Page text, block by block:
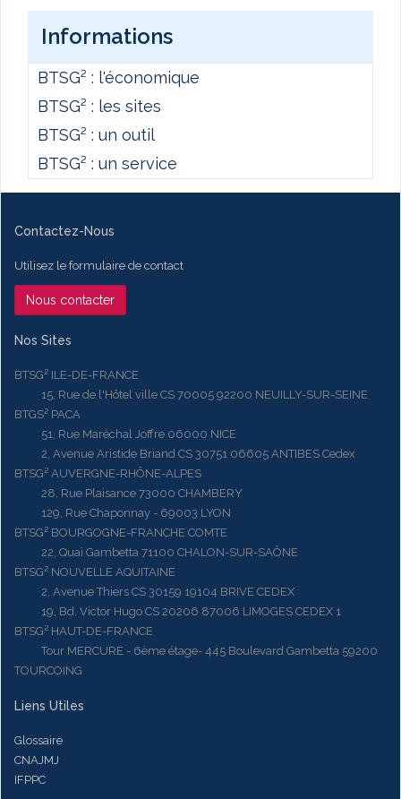
Informations
BTSG² : l'économique
BTSG² : les sites
BTSG² : un outil
BTSG² : un service
Contactez-Nous
Utilisez le formulaire de contact
Nous contacter
Nos Sites
BTSG² ILE-DE-FRANCE
15, Rue de l'Hôtel ville CS 70005 92200 NEUILLY-SUR-SEINE
BTGS² PACA
51, Rue Maréchal Joffre 06000 NICE
2, Avenue Aristide Briand CS 30751 06605 ANTIBES Cedex
BTSG² AUVERGNE-RHÔNE-ALPES
28, Rue Plaisance 73000 CHAMBERY
129, Rue Chaponnay - 69003 LYON
BTSG² BOURGOGNE-FRANCHE COMTE
22, Quai Gambetta 71100 CHALON-SUR-SAÔNE
BTSG² NOUVELLE AQUITAINE
2, Avenue Thiers CS 30159 19104 BRIVE CEDEX
19, Bd. Victor Hugo CS 20206 87006 LIMOGES CEDEX 1
BTSG² HAUT-DE-FRANCE
Tour MERCURE - 6ème étage- 445 Boulevard Gambetta 59200
TOURCOING
Liens Utiles
Glossaire
CNAJMJ
IFPPC